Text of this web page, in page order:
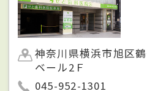
神奈川県横浜市旭区
ベール2Ｆ
045-952-1301